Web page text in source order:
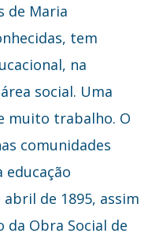
de Maria
tem
na
social. Uma
muito trabalho. O
comunidades
educação
de 1895, assim
da Obra Social de